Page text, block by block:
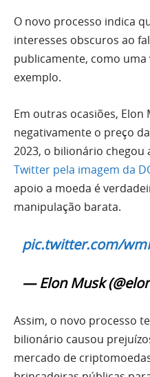
O novo processo indica
interesses obscuros ao
publicamente, como
exemplo.
Em outras ocasiões,
negativamente o preço
2023, o bilionário chegou
Twitter pela imagem da
apoio a moeda é
manipulação barata.
pic.twitter.com/
— Elon Musk
Assim, o novo processo
bilionário causou
mercado de